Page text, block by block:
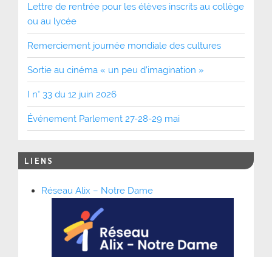
Lettre de rentrée pour les élèves inscrits au collège
ou au lycée
Remerciement journée mondiale des cultures
Sortie au cinéma « un peu d’imagination »
I n° 33 du 12 juin 2026
Événement Parlement 27-28-29 mai
LIENS
Réseau Alix – Notre Dame